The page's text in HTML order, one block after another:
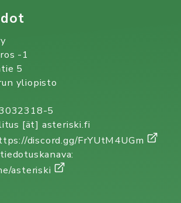
-1
5
yliopisto
5
[ät] asteriski.fi
discord.gg/FrYUtM4UGm
asteriski